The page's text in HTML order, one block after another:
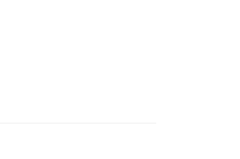
科技股份有限公司(下稱 AFTEE